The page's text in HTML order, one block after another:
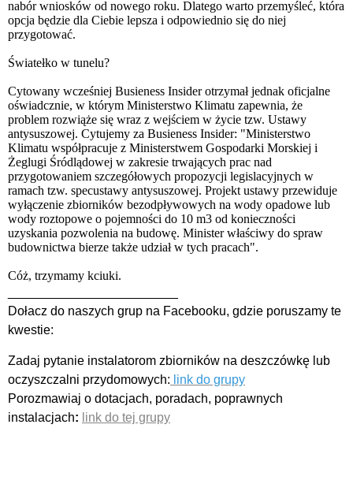
nabór wniosków od nowego roku. Dlatego warto przemyśleć, która
opcja będzie dla Ciebie lepsza i odpowiednio się do niej
przygotować.
Światełko w tunelu?
Cytowany wcześniej Busieness Insider otrzymał jednak oficjalne
oświadcznie, w którym Ministerstwo Klimatu zapewnia, że
problem rozwiąże się wraz z wejściem w życie tzw. Ustawy
antysuszowej. Cytujemy za Busieness Insider: "Ministerstwo
Klimatu współpracuje z Ministerstwem Gospodarki Morskiej i
Żeglugi Śródlądowej w zakresie trwających prac nad
przygotowaniem szczegółowych propozycji legislacyjnych w
ramach tzw. specustawy antysuszowej. Projekt ustawy przewiduje
wyłączenie zbiorników bezodpływowych na wody opadowe lub
wody roztopowe o pojemności do 10 m3 od konieczności
uzyskania pozwolenia na budowę. Minister właściwy do spraw
budownictwa bierze także udział w tych pracach".
Cóż, trzymamy kciuki.
Dołacz do naszych grup na Facebooku, gdzie poruszamy te
kwestie:
Zadaj pytanie instalatorom zbiorników na deszczówkę lub
oczyszczalni przydomowych: link do grupy
Porozmawiaj o dotacjach, poradach, poprawnych
instalacjach: link do tej grupy